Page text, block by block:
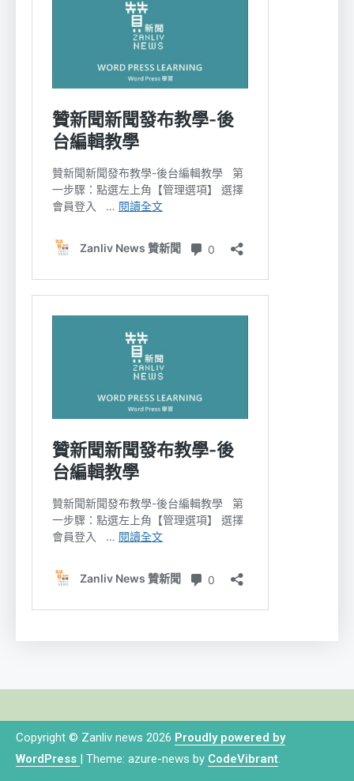
Copyright © Zanliv news 2026 Proudly powered by
WordPress | Theme: azure-news by CodeVibrant.